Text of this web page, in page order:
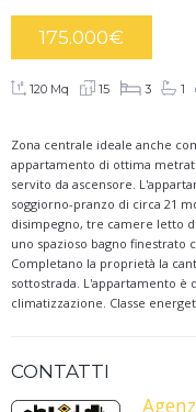
175.000€
120 Mq 15 3 1
Zona centrale ideale anche
appartamento di ottima
servito da ascensore.
soggiorno-pranzo di circa 21
disimpegno, tre camere letto
uno spazioso bagno finestrato
Completano la proprietà la
sottostrada. L'appartamento
climatizzazione. Classe
CONTATTI